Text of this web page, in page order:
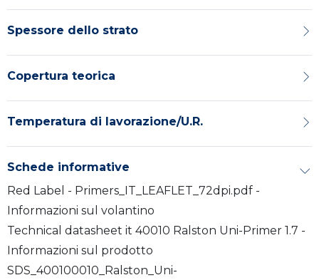
Spessore dello strato
Copertura teorica
Temperatura di lavorazione/U.R.
Schede informative
Red Label - Primers_IT_LEAFLET_72dpi.pdf -
Informazioni sul volantino
Technical datasheet it 40010 Ralston Uni-Primer 1.7 -
Informazioni sul prodotto
SDS_400100010_Ralston_Uni-